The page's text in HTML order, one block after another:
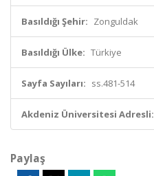
Basıldığı Şehir: Zonguldak
Basıldığı Ülke: Türkiye
Sayfa Sayıları: ss.481-514
Akdeniz Üniversitesi Adresli:
Paylaş